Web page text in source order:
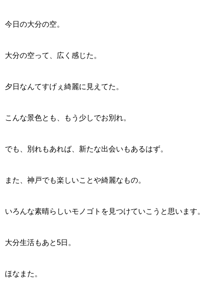
今日の大分の空。
大分の空って、広く感じた。
夕日なんてすげぇ綺麗に見えてた。
こんな景色とも、もう少しでお別れ。
でも、別れもあれば、新たな出会いもあるはず。
また、神戸でも楽しいことや綺麗なもの。
いろんな素晴らしいモノゴトを見つけていこうと思います。
大分生活もあと5日。
ほなまた。